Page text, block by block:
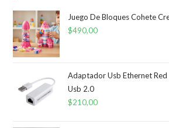
Juego De Bloques Cohete
$490,00
Adaptador Usb Ethernet Red
Usb 2.0
$210,00